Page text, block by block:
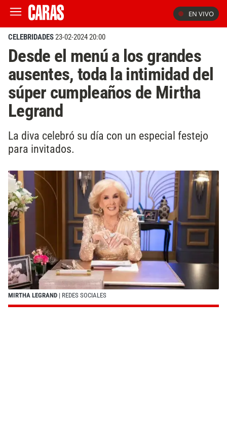
EN VIVO
CELEBRIDADES23-02-2024 20:00
Desde el menú a los grandes
ausentes, toda la intimidad del
súper cumpleaños de Mirtha
Legrand
La diva celebró su día con un especial festejo
para invitados.
MIRTHA LEGRAND | REDES SOCIALES